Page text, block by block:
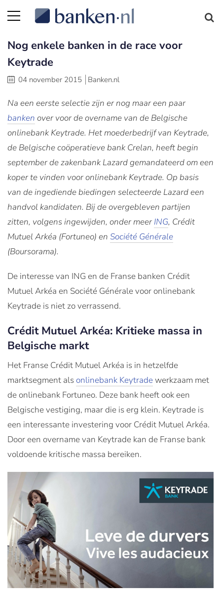
Nog enkele banken in de race voor
Keytrade
04 november 2015 Banken.nl
Na een eerste selectie zijn er nog maar een paar
banken over voor de overname van de Belgische
onlinebank Keytrade. Het moederbedrijf van Keytrade,
de Belgische coöperatieve bank Crelan, heeft begin
september de zakenbank Lazard gemandateerd om een
koper te vinden voor onlinebank Keytrade. Op basis
van de ingediende biedingen selecteerde Lazard een
handvol kandidaten. Bij de overgebleven partijen
zitten, volgens ingewijden, onder meer ING, Crédit
Mutuel Arkéa (Fortuneo) en Société Générale
(Boursorama).
De interesse van ING en de Franse banken Crédit
Mutuel Arkéa en Société Générale voor onlinebank
Keytrade is niet zo verrassend.
Crédit Mutuel Arkéa: Kritieke massa in
Belgische markt
Het Franse Crédit Mutuel Arkéa is in hetzelfde
marktsegment alsonlinebank Keytradewerkzaam met
de onlinebank Fortuneo. Deze bank heeft ook een
Belgische vestiging, maar die is erg klein. Keytrade is
een interessante investering voor Crédit Mutuel Arkéa.
Door een overname van Keytrade kan de Franse bank
voldoende kritische massa bereiken.